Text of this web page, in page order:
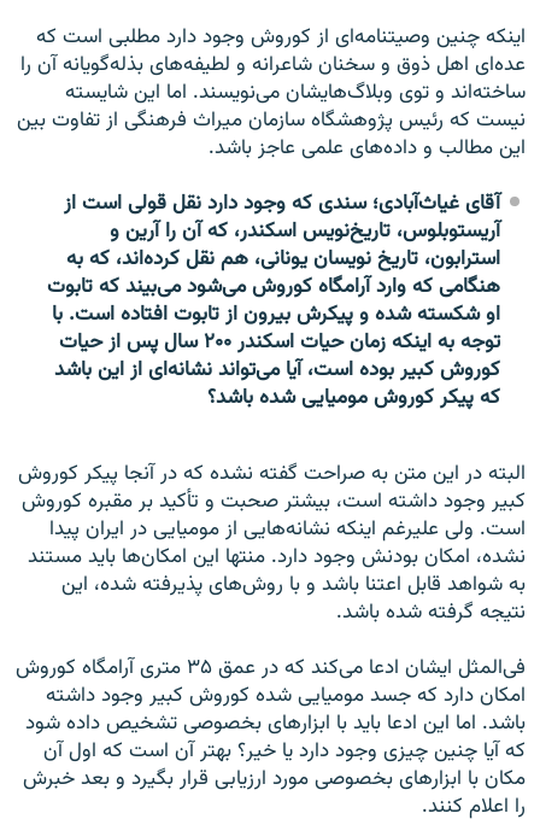
اینکه چنین وصیتنامه‌ای از کوروش وجود دارد مطلبی است که
عده‌ای اهل ذوق و سخنان شاعرانه و لطیفه‌های بذله‌گویانه آن را
ساخته‌اند و توی وبلاگ‌هایشان می‌نویسند. اما این شایسته
نیست که رئیس پژوهشگاه سازمان میراث فرهنگی از تفاوت بین
این مطالب و داده‌های علمی عاجز باشد.
آقای غیاث‌آبادی؛ سندی که وجود دارد نقل قولی است از
آریستوبلوس، تاریخ‌نویس اسکندر، که آن را آرین و
استرابون، تاریخ نویسان یونانی، هم نقل کرده‌اند، که به
هنگامی که وارد آرامگاه کوروش می‌شود می‌بیند که تابوت
او شکسته شده و پیکرش بیرون از تابوت افتاده است. با
توجه به اینکه زمان حیات اسکندر ۲۰۰ سال پس از حیات
کوروش کبیر بوده است، آیا می‌تواند نشانه‌ای از این باشد
که پیکر کوروش مومیایی شده باشد؟
البته در این متن به صراحت گفته نشده که در آنجا پیکر کوروش
کبیر وجود داشته است، بیشتر صحبت و تأکید بر مقبره کوروش
است. ولی علیرغم اینکه نشانه‌هایی از مومیایی در ایران پیدا
نشده، امکان بودنش وجود دارد. منتها این امکان‌ها باید مستند
به شواهد قابل اعتنا باشد و با روش‌های پذیرفته شده، این
نتیجه گرفته شده باشد.
فی‌المثل ایشان ادعا می‌کند که در عمق ۳۵ متری آرامگاه کوروش
امکان دارد که جسد مومیایی شده کوروش کبیر وجود داشته
باشد. اما این ادعا باید با ابزارهای بخصوصی تشخیص داده شود
که آیا چنین چیزی وجود دارد یا خیر؟ بهتر آن است که اول آن
مکان با ابزارهای بخصوصی مورد ارزیابی قرار بگیرد و بعد خبرش
را اعلام کنند.